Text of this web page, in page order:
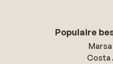
Populaire
Costa